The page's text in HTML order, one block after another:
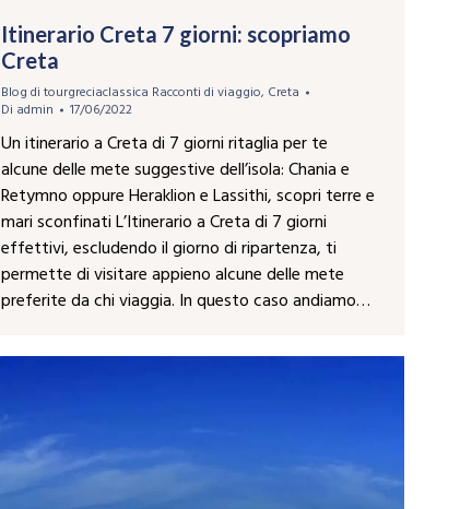
Itinerario Creta 7 giorni: scopriamo
Creta
Blog di tourgreciaclassica Racconti di viaggio, Creta
Di admin 17/06/2022
Un itinerario a Creta di 7 giorni ritaglia per te
alcune delle mete suggestive dell’isola: Chania e
Retymno oppure Heraklion e Lassithi, scopri terre e
mari sconfinati L’Itinerario a Creta di 7 giorni
effettivi, escludendo il giorno di ripartenza, ti
permette di visitare appieno alcune delle mete
preferite da chi viaggia. In questo caso andiamo…